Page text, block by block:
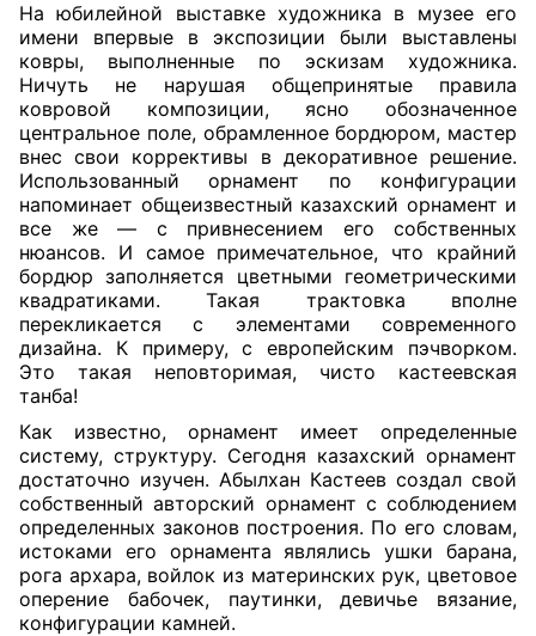
На юбилейной выставке художника в музее его
имени впервые в экспозиции были выставлены
ковры, выполненные по эскизам художника.
Ничуть не нарушая общепринятые правила
ковровой композиции, ясно обозначенное
центральное поле, обрамленное бордюром, мастер
внес свои коррективы в декоративное решение.
Использованный орнамент по конфигурации
напоминает общеизвестный казахский орнамент и
все же — с привнесением его собственных
нюансов. И самое примечательное, что крайний
бордюр заполняется цветными геометрическими
квадратиками. Такая трактовка вполне
перекликается с элементами современного
дизайна. К примеру, с европейским пэчворком.
Это такая неповторимая, чисто кастеевская
танба!
Как известно, орнамент имеет определенные
систему, структуру. Сегодня казахский орнамент
достаточно изучен. Абылхан Кастеев создал свой
собственный авторский орнамент с соблюдением
определенных законов построения. По его словам,
истоками его орнамента являлись ушки барана,
рога архара, войлок из материнских рук, цветовое
оперение бабочек, паутинки, девичье вязание,
конфигурации камней.